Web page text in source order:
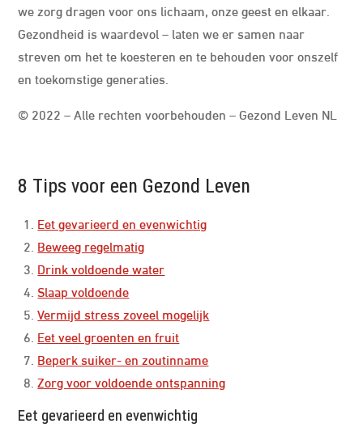
we zorg dragen voor ons lichaam, onze geest en elkaar.
Gezondheid is waardevol – laten we er samen naar
streven om het te koesteren en te behouden voor onszelf
en toekomstige generaties.
© 2022 – Alle rechten voorbehouden – Gezond Leven NL
8 Tips voor een Gezond Leven
Eet gevarieerd en evenwichtig
Beweeg regelmatig
Drink voldoende water
Slaap voldoende
Vermijd stress zoveel mogelijk
Eet veel groenten en fruit
Beperk suiker- en zoutinname
Zorg voor voldoende ontspanning
Eet gevarieerd en evenwichtig